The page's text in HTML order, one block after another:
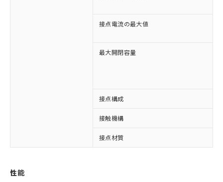
接点電流の最大値
最大開閉容量
接点構成
接触機構
接点材質
性能
対応済み：EU RoHS指令（10物質）の